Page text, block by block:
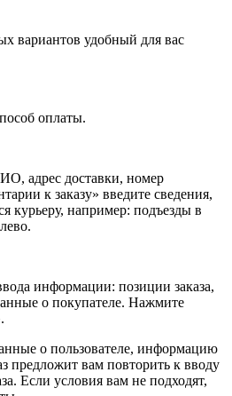
вариантов удобный для вас
оплаты.
адрес доставки, номер
к заказу» введите сведения,
курьеру, например: подъезды в
информации: позиции заказа,
о покупателе. Нажмите
о пользователе, информацию
предложит вам повторить к вводу
Если условия вам не подходят,